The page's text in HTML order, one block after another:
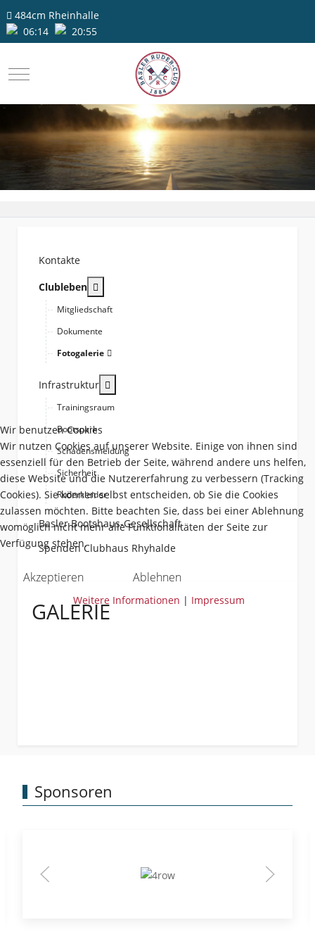
484cm Rheinhalle
06:14
20:55
Mobile Menu Toggle
Kontakte
Clubleben
Mitgliedschaft
Dokumente
Fotogalerie
Infrastruktur
Trainingsraum
Bootspark
Schadensmeldung
Sicherheit
Ruderkleider
Basler Bootshaus-Gesellschaft
Spenden Clubhaus Rhyhalde
GALERIE
Sponsoren
Wir benutzen Cookies
Wir nutzen Cookies auf unserer Website. Einige von ihnen sind
essenziell für den Betrieb der Seite, während andere uns helfen,
diese Website und die Nutzererfahrung zu verbessern (Tracking
Cookies). Sie können selbst entscheiden, ob Sie die Cookies
zulassen möchten. Bitte beachten Sie, dass bei einer Ablehnung
womöglich nicht mehr alle Funktionalitäten der Seite zur
Verfügung stehen.
Akzeptieren Ablehnen
Weitere Informationen | Impressum